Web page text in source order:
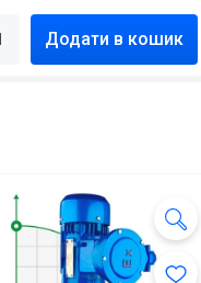
Додати в кошик